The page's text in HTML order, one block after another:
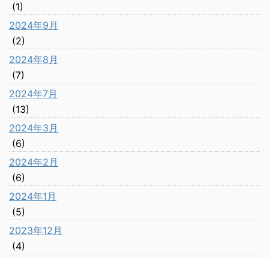
(1)
2024年9月
(2)
2024年8月
(7)
2024年7月
(13)
2024年3月
(6)
2024年2月
(6)
2024年1月
(5)
2023年12月
(4)